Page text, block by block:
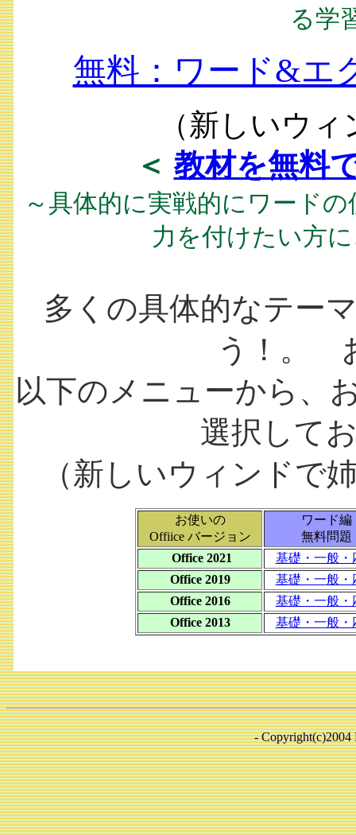
る学
無料：ワード&エ
（新しいウ
＜教材を無料
～具体的に実戦的にワード
力を付けたい方
多くの具体的なテー
う！。
以下のメニューから、
選択して
（新しいウィンドで
お使いの
Offiice バージョン
ワード編
無料問題
Office 2021
基礎・一般・
Office 2019
基礎・一般・
Office 2016
基礎・一般・
Office 2013
基礎・一般・
- Copyright(c)2004